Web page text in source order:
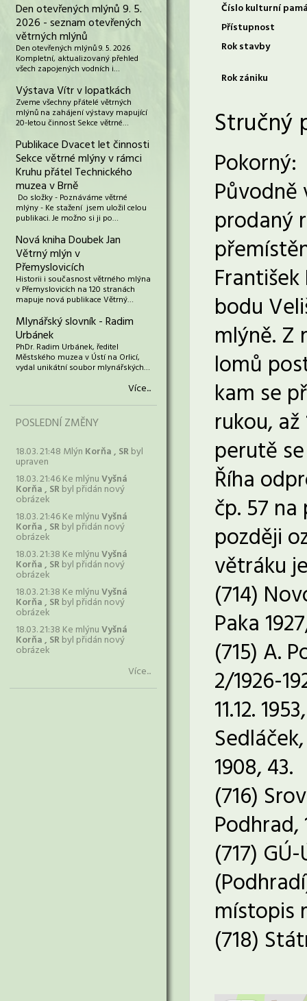
Den otevřených mlýnů 9. 5.
2026 - seznam otevřených
větrných mlýnů
Den otevřených mlýnů 9. 5. 2026
Kompletní, aktualizovaný přehled
všech zapojených vodních i…
Výstava Vítr v lopatkách
Zveme všechny přátelé větrných
mlýnů na zahájení výstavy mapující
20-letou činnost Sekce větrné…
Publikace Dvacet let činnosti
Sekce větrné mlýny v rámci
Kruhu přátel Technického
muzea v Brně
Do složky - Poznáváme větrné
mlýny - Ke stažení jsem uložil celou
publikaci. Je možno si ji po…
Nová kniha Doubek Jan
Větrný mlýn v
Přemyslovicích
Historii i současnost větrného mlýna
v Přemyslovicích na 120 stranách
mapuje nová publikace Větrný…
Mlynářský slovník - Radim
Urbánek
PhDr. Radim Urbánek, ředitel
Městského muzea v Ústí na Orlicí,
vydal unikátní soubor mlynářských…
Více...
POSLEDNÍ ZMĚNY
18.03. 21:48 Mlýn Korňa , SRbyl
upraven
18.03. 21:46 Ke mlýnuVyšná
Korňa , SRbyl přidán nový
obrázek
18.03. 21:46 Ke mlýnuVyšná
Korňa , SRbyl přidán nový
obrázek
18.03. 21:38 Ke mlýnuVyšná
Korňa , SRbyl přidán nový
obrázek
18.03. 21:38 Ke mlýnuVyšná
Korňa , SRbyl přidán nový
obrázek
18.03. 21:38 Ke mlýnuVyšná
Korňa , SRbyl přidán nový
obrázek
Více...
Číslo kulturní
Přístupnost
Rok stavby
Rok zániku
Stručný
Pokorný:
prodaný
bodu
mlýně. Z
lomů
kam se
rukou,
perutě
Říha
čp. 57
později
větráku
(714)
Paka
(715) A.
2/1926-
11.12.
1908, 43.
(716)
Podhrad,
(717)
místopis
(718)